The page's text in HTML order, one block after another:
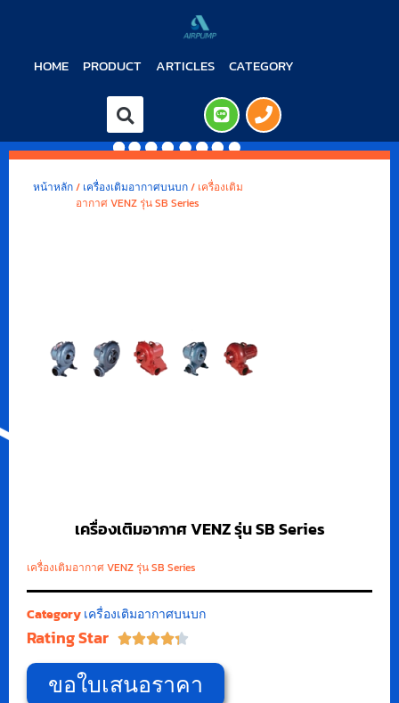
HOME PRODUCT ARTICLES CATEGORY
หน้าหลัก/ เครื่องเติมอากาศบนบก/ เครื่องเติม
อากาศ VENZ รุ่น SB Series
เครื่องเติมอากาศ VENZ รุ่น SB Series
เครื่องเติมอากาศ VENZ รุ่น SB Series
Categoryเครื่องเติมอากาศบนบก
Rating Star 
ขอใบเสนอราคา